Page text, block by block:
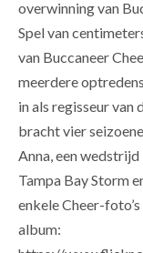
overwinning van
Spel van
van Buccaneer
meerdere
in als regisseur van
bracht vier
Anna, een
Tampa Bay Storm
enkele Cheer-
album: